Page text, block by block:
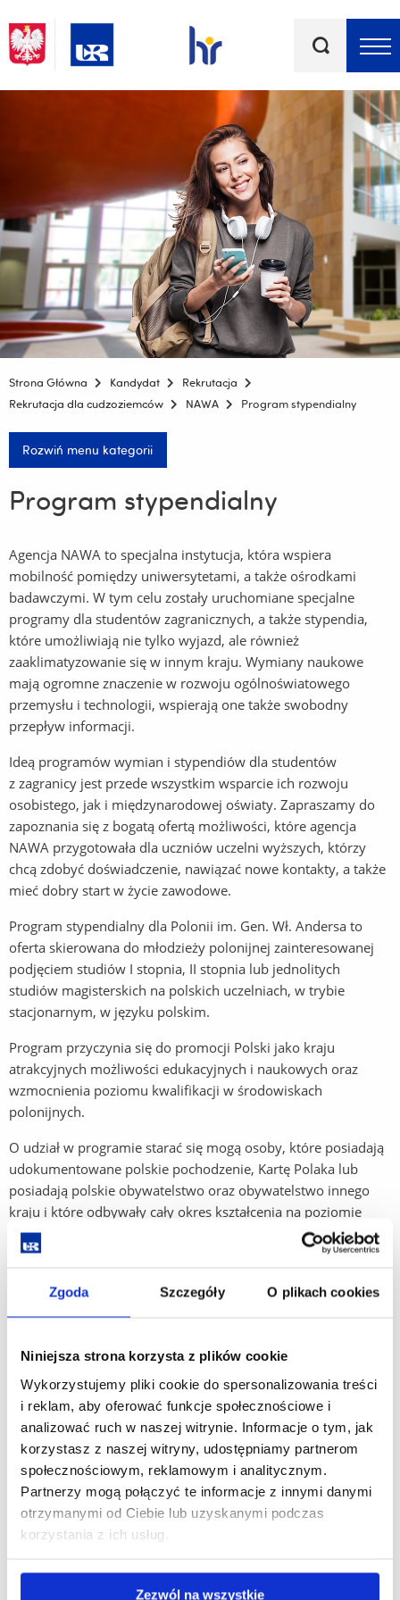
Zgoda Szczegóły O plikach cookies
Niniejsza strona korzysta z plików cookie
Wykorzystujemy pliki cookie do spersonalizowania treści
i reklam, aby oferować funkcje społecznościowe i
analizować ruch w naszej witrynie. Informacje o tym, jak
korzystasz z naszej witryny, udostępniamy partnerom
społecznościowym, reklamowym i analitycznym.
Partnerzy mogą połączyć te informacje z innymi danymi
otrzymanymi od Ciebie lub uzyskanymi podczas
korzystania z ich usług.
Zezwól na wszystkie
kluczowe
Strona Główna Kandydat
Rekrutacja
Rekrutacja dla cudzoziemców
NAWA Program stypendialny
Rozwiń menu kategorii
Program stypendialny
Agencja NAWA to specjalna instytucja, która wspiera
mobilność pomiędzy uniwersytetami, a także ośrodkami
badawczymi. W tym celu zostały uruchomiane specjalne
programy dla studentów zagranicznych, a także stypendia,
które umożliwiają nie tylko wyjazd, ale również
zaaklimatyzowanie się w innym kraju. Wymiany naukowe
mają ogromne znaczenie w rozwoju ogólnoświatowego
przemysłu i technologii, wspierają one także swobodny
przepływ informacji.
Ideą programów wymian i stypendiów dla studentów
z zagranicy jest przede wszystkim wsparcie ich rozwoju
osobistego, jak i międzynarodowej oświaty. Zapraszamy do
zapoznania się z bogatą ofertą możliwości, które agencja
NAWA przygotowała dla uczniów uczelni wyższych, którzy
chcą zdobyć doświadczenie, nawiązać nowe kontakty, a także
mieć dobry start w życie zawodowe.
Program stypendialny dla Polonii im. Gen. Wł. Andersa to
oferta skierowana do młodzieży polonijnej zainteresowanej
podjęciem studiów I stopnia, II stopnia lub jednolitych
studiów magisterskich na polskich uczelniach, w trybie
stacjonarnym, w języku polskim.
Program przyczynia się do promocji Polski jako kraju
atrakcyjnych możliwości edukacyjnych i naukowych oraz
wzmocnienia poziomu kwalifikacji w środowiskach
polonijnych.
O udział w programie starać się mogą osoby, które posiadają
udokumentowane polskie pochodzenie, Kartę Polaka lub
posiadają polskie obywatelstwo oraz obywatelstwo innego
kraju i które odbywały cały okres kształcenia na poziomie
szkoły średniej poza granicami Polski.
stypendium Dyrektora Narodowej Agencji Wymiany
Akademickiej w uczelniach nadzorowanych przez ministra
możliwość odbycia studiów w uczelniach nadzorowanych
przez ministra właściwego do spraw zdrowia (kierunki
medyczne) oraz ministra właściwego do spraw kultury
i ochrony dziedzictwa narodowego (kierunki artystyczne).
Studia mogą być poprzedzone rocznym kursem
przygotowawczym do studiów w Polsce (również na
warunkach stypendialnych). Celem kursu przygotowawczego
jest pogłębienie znajomości języka polskiego oraz wiedzy
z przedmiotów kierunkowych związanych z tokiem przyszłych